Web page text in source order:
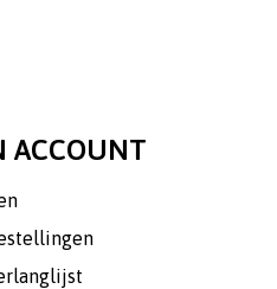
ACCOUNT